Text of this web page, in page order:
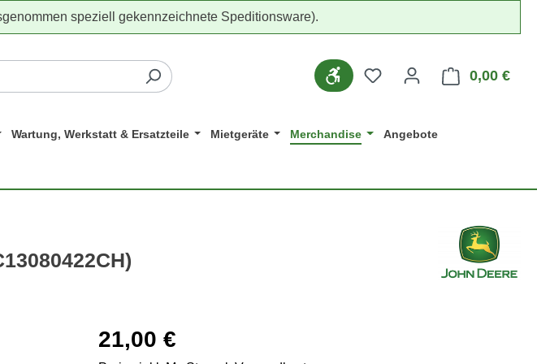
speziell gekennzeichnete Speditionsware).
Werkzeugleiste anzeigen
Du hast 0 Produkte auf
0,00 €
Wartung, Werkstatt & Ersatzteile Mietgeräte Merchandise Angebote
Regulärer Preis:
21,00 €